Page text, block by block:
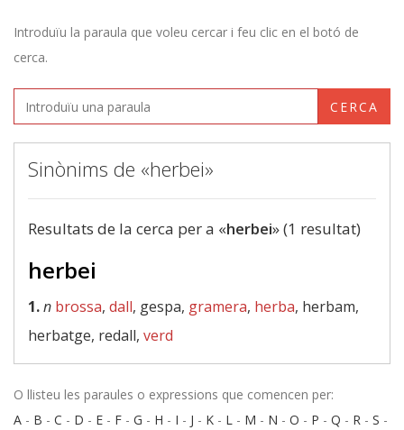
Introduïu la paraula que voleu cercar i feu clic en el botó de
cerca.
CERCA
Sinònims de «herbei»
Resultats de la cerca per a «herbei» (1 resultat)
herbei
1.n brossa, dall, gespa, gramera, herba, herbam,
herbatge, redall, verd
O llisteu les paraules o expressions que comencen per:
A - B - C - D - E - F - G - H - I - J - K - L - M - N - O - P - Q - R - S -